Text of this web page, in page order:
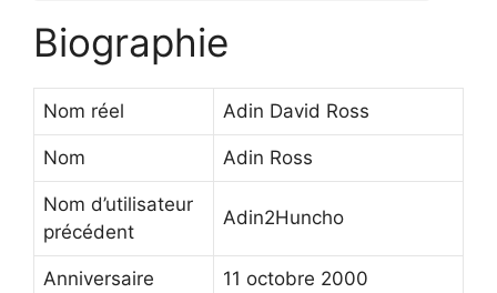
Biographie
Nom réel Adin David Ross
Nom Adin Ross
Nom d’utilisateur
précédent
Adin2Huncho
Anniversaire 11 octobre 2000